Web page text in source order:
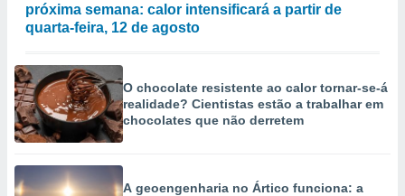
próxima semana: calor intensificará a partir de
quarta-feira, 12 de agosto
O chocolate resistente ao calor tornar-se-á
realidade? Cientistas estão a trabalhar em
chocolates que não derretem
A geoengenharia no Ártico funciona: a